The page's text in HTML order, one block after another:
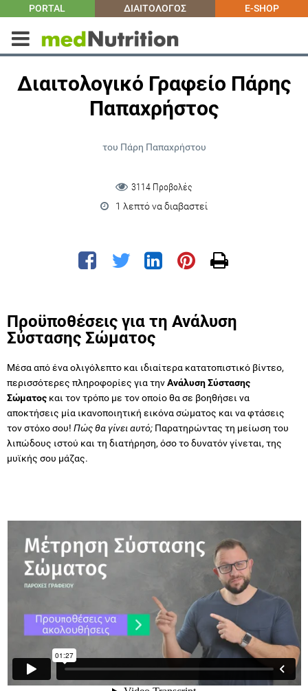
PORTAL ΔΙΑΙΤΟΛΟΓΟΣ E-SHOP
Διαιτολογικό Γραφείο Πάρης
Παπαχρήστος
του Πάρη Παπαχρήστου
3114 Προβολές
1 λεπτό να διαβαστεί
Προϋποθέσεις για τη Ανάλυση
Σύστασης Σώματος
Mέσα από ένα ολιγόλεπτο και ιδιαίτερα κατατοπιστικό βίντεο,
περισσότερες πληροφορίες για τηνΑνάλυση Σύστασης
Σώματος και τον τρόπο με τον οποίο θα σε βοηθήσει να
αποκτήσεις μία ικανοποιητική εικόνα σώματος και να φτάσεις
τον στόχο σου! Πώς θα γίνει αυτό; Παρατηρώντας τη μείωση του
λιπώδους ιστού και τη διατήρηση, όσο το δυνατόν γίνεται, της
μυϊκής σου μάζας.